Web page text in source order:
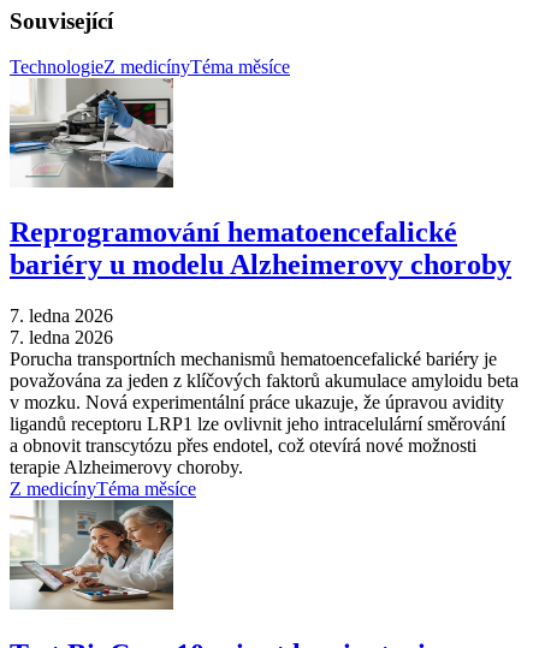
Související
TechnologieZ medicínyTéma měsíce
Reprogramování hematoencefalické
bariéry u modelu Alzheimerovy choroby
7. ledna 2026
7. ledna 2026
Porucha transportních mechanismů hematoencefalické bariéry je
považována za jeden z klíčových faktorů akumulace amyloidu beta
v mozku. Nová experimentální práce ukazuje, že úpravou avidity
ligandů receptoru LRP1 lze ovlivnit jeho intracelulární směrování
a obnovit transcytózu přes endotel, což otevírá nové možnosti
terapie Alzheimerovy choroby.
Z medicínyTéma měsíce